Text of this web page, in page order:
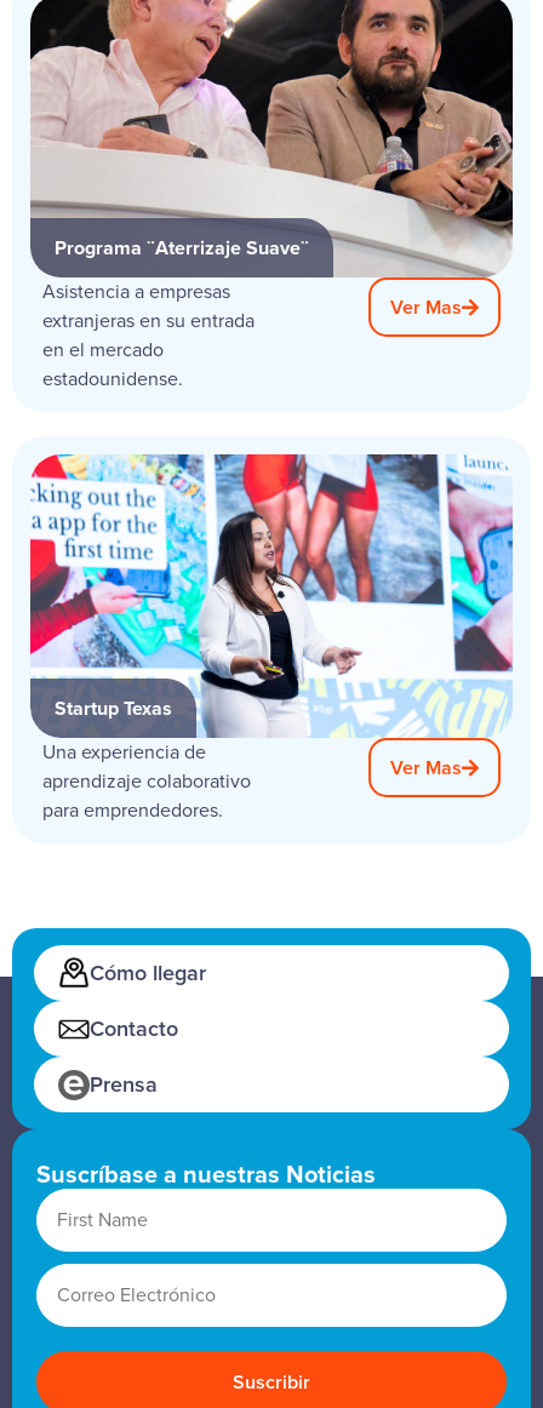
Programa ¨Aterrizaje Suave¨
Asistencia a empresas
extranjeras en su entrada
en el mercado
estadounidense.
Ver Mas
Startup Texas
Una experiencia de
aprendizaje colaborativo
para emprendedores.
Ver Mas
Cómo llegar
Contacto
Prensa
Suscríbase a nuestras Noticias
First Name
Correo Electrónico
Suscribir